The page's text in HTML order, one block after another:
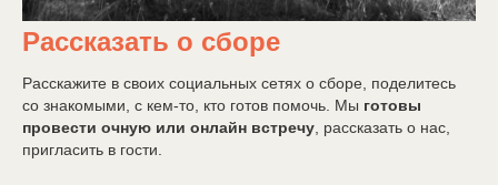
Рассказать о сборе
Расскажите в своих социальных сетях о сборе, поделитесь
со знакомыми, с кем-то, кто готов помочь. Мы готовы
провести очную или онлайн встречу , рассказать о нас,
пригласить в гости.